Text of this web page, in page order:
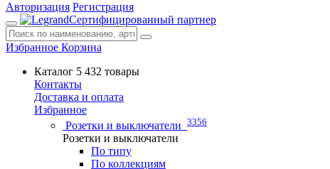
Авторизация Регистрация
Сертифицированный партнер
Избранное Корзина
Каталог 5 432 товары
Контакты
Доставка и оплата
Избранное
Розетки и выключатели 3356
Розетки и выключатели
По типу
По коллекциям